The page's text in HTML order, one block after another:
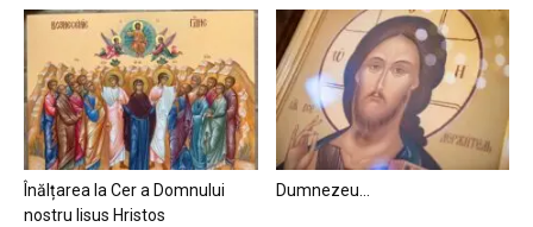
Înălțarea la Cer a Domnului
nostru Iisus Hristos
Dumnezeu…